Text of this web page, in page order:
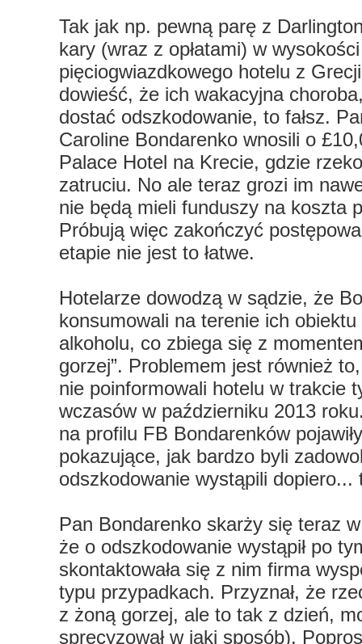
Tak jak np. pewną parę z
kary (wraz z opłatami) w
pięciogwiazdkowego hotelu z
dowieść, że ich wakacyjna
dostać odszkodowanie, to fałsz.
Caroline Bondarenko wnosili o
Palace Hotel na Krecie, gdzie
zatruciu. No ale teraz grozi im
nie będą mieli funduszy na koszta
Próbują więc zakończyć
etapie nie jest to łatwe.
Hotelarze dowodzą w sądzie, że
konsumowali na terenie ich
alkoholu, co zbiega się z
gorzej”. Problemem jest również
nie poinformowali hotelu w trakcie
wczasów w październiku 2013
na profilu FB Bondarenków
pokazujące, jak bardzo byli
odszkodowanie wystąpili dopiero...
Pan Bondarenko skarży się teraz
że o odszkodowanie wystąpił po
skontaktowała się z nim firma
typu przypadkach. Przyznał, że
z żoną gorzej, ale to tak z dzień,
sprecyzował w jaki sposób).